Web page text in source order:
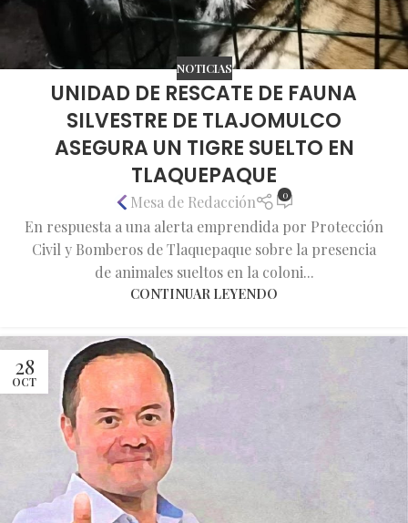
NOTICIAS
UNIDAD DE RESCATE DE FAUNA
SILVESTRE DE TLAJOMULCO
ASEGURA UN TIGRE SUELTO EN
TLAQUEPAQUE
Mesa de Redacción 0
En respuesta a una alerta emprendida por Protección
Civil y Bomberos de Tlaquepaque sobre la presencia
de animales sueltos en la coloni...
CONTINUAR LEYENDO
28
OCT